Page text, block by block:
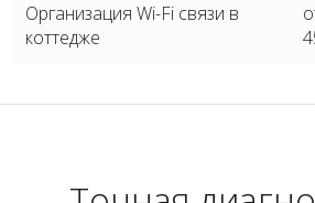
Организация Wi-Fi связи в
коттедже